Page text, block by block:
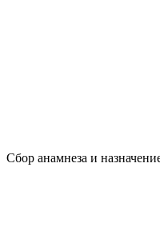
Сбор анамнеза и